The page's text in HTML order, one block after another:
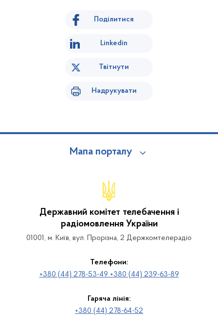
Поділитися
Linkedin
Твітнути
Надрукувати
Мапа порталу
Державний комітет телебачення і
радіомовлення України
01001, м. Київ, вул. Прорізна, 2 Держкомтелерадіо
Телефони:
+380 (44) 278-53-49 +380 (44) 239-63-89
Гаряча лінія:
+380 (44) 278-64-52